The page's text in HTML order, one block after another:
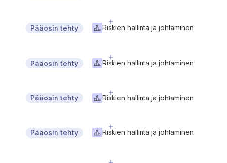
Pääosin tehty Riskien hallinta ja johtaminen
Pääosin tehty Riskien hallinta ja johtaminen
Pääosin tehty Riskien hallinta ja johtaminen
Pääosin tehty Riskien hallinta ja johtaminen